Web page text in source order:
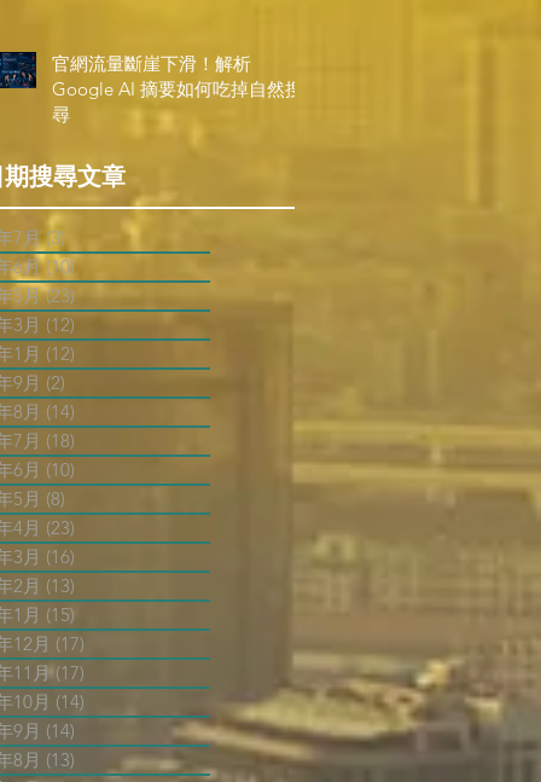
官網流量斷崖下滑！解析
Google AI 摘要如何吃掉自然搜
尋
搜尋文章
7月 (3) 3 篇文章
6月 (10)10 篇文章
5月 (23) 23 篇文章
3月 (12)
1月 (12)
9月 (2)
8月 (14)
7月 (18)
6月 (10)
5月 (8)
4月 (23)
3月 (16)
2月 (13)
1月 (15)
12月 (17)
11月 (17)
10月 (14)
9月 (14)
8月 (13) 13 篇文章